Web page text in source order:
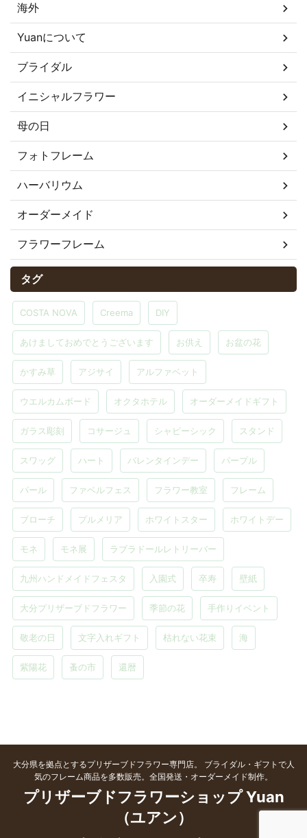
海外
Yuanについて
ブライダル
イニシャルフラワー
母の日
フォトフレーム
ハーバリウム
オーダーメイド
フラワーフレーム
タグ
COSTA NOVA Creema DIY
あけましておめでとうございます お供え お盆の花
かすみ草 アジサイ アルファベット
ウエルカムボード オクタホテル オーダーメイドギフト
ガラス彫刻 コサージュ シャビーシック スタンド
スワッグ ハート バレンタインデー パープル
パール ファベルフェス フラワー教室 フレーム
ブローチ プルメリア ホワイトスター ホワイトデー
モネ モネ展 ラブラドールレトリーバー
九州ハンドメイドフェスタ 入園式 卒寿 壁紙
大分プリザーブドフラワー 季節の花 手作りイベント
敬老の日 文字入れギフト 枯れない花束 海
紫陽花 蚤の市 還暦
大分県を拠点とするプリザーブドフラワー専門店。 ブライダル・ギフトで人
気のフレーム商品を多数販売。全国発送・オーダーメイド制作。
プリザーブドフラワーショップ Yuan
（ユアン）